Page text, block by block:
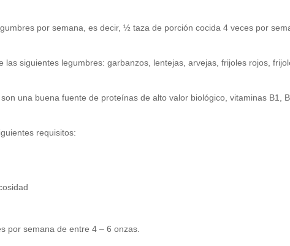
por semana, es decir, ½ taza de porción cocida 4 veces por
las siguientes legumbres: garbanzos, lentejas, arvejas, frijoles rojos,
una buena fuente de proteínas de alto valor biológico, vitaminas B1,
requisitos:
por semana de entre 4 – 6 onzas.